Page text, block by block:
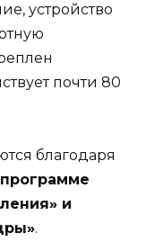
устройство
почти 80
благодаря
и
.